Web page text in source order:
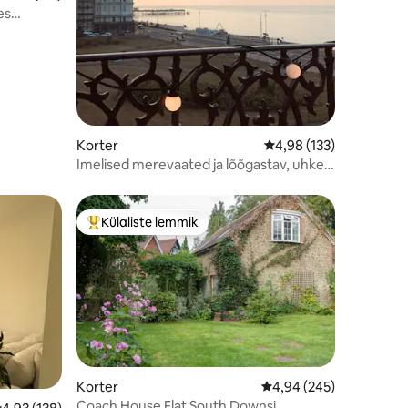
Korter Keskmine hinnang
4,98 (133)
Imelised merevaated ja lõõgastav, uhke
Külaliste suur lemmik
Külaliste lemmik
Korter Keskmine hinnang
4,94 (245)